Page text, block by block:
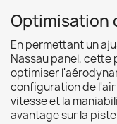
Optimisation
En permettant un
Nassau panel, cette
optimiser
configuration de
vitesse et la
avantage sur la